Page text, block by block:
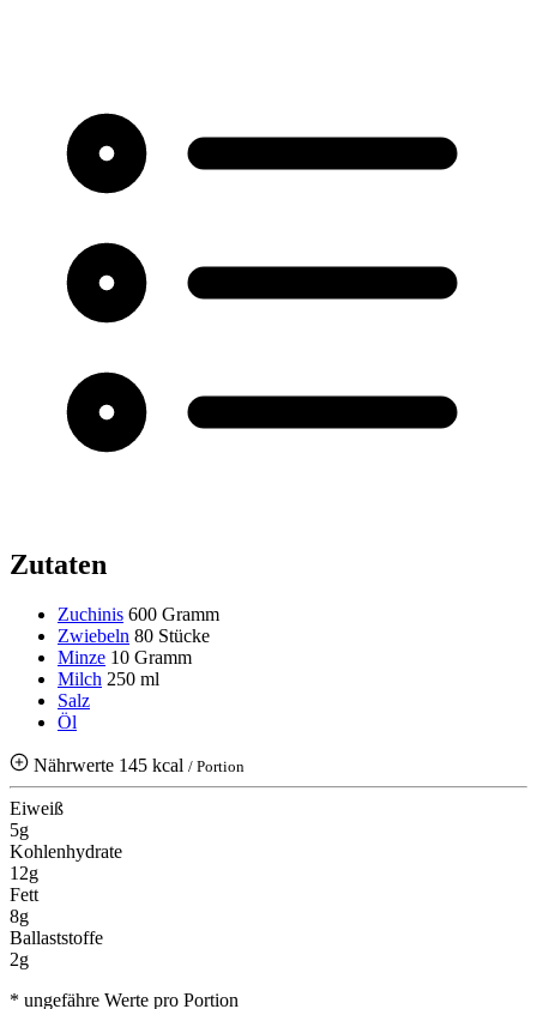
Zutaten
Zuchinis 600 Gramm
Zwiebeln 80 Stücke
Minze 10 Gramm
Milch 250 ml
Salz
Öl
Nährwerte 145 kcal / Portion
Eiweiß
5g
Kohlenhydrate
12g
Fett
8g
Ballaststoffe
2g
* ungefähre Werte pro Portion